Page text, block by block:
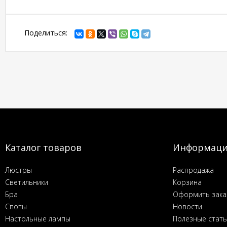
Поделиться:
Каталог товаров
Люстры
Светильники
Бра
Споты
Настольные лампы
Распродажа
Корзина
Оформить
Новости
Полезные